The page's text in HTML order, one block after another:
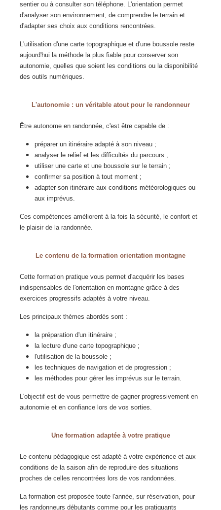
sentier ou à consulter son téléphone. L'orientation permet
d'analyser son environnement, de comprendre le terrain et
d'adapter ses choix aux conditions rencontrées.
L'utilisation d'une carte topographique et d'une boussole reste
aujourd'hui la méthode la plus fiable pour conserver son
autonomie, quelles que soient les conditions ou la disponibilité
des outils numériques.
L'autonomie : un véritable atout pour le randonneur
Être autonome en randonnée, c'est être capable de :
préparer un itinéraire adapté à son niveau ;
analyser le relief et les difficultés du parcours ;
utiliser une carte et une boussole sur le terrain ;
confirmer sa position à tout moment ;
adapter son itinéraire aux conditions météorologiques ou
aux imprévus.
Ces compétences améliorent à la fois la sécurité, le confort et
le plaisir de la randonnée.
Le contenu de la formation orientation montagne
Cette formation pratique vous permet d'acquérir les bases
indispensables de l'orientation en montagne grâce à des
exercices progressifs adaptés à votre niveau.
Les principaux thèmes abordés sont :
la préparation d'un itinéraire ;
la lecture d'une carte topographique ;
l'utilisation de la boussole ;
les techniques de navigation et de progression ;
les méthodes pour gérer les imprévus sur le terrain.
L'objectif est de vous permettre de gagner progressivement en
autonomie et en confiance lors de vos sorties.
Une formation adaptée à votre pratique
Le contenu pédagogique est adapté à votre expérience et aux
conditions de la saison afin de reproduire des situations
proches de celles rencontrées lors de vos randonnées.
La formation est proposée toute l'année, sur réservation, pour
les randonneurs débutants comme pour les pratiquants